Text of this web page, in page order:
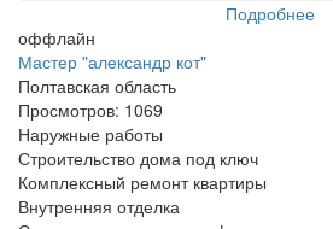
Подробнее
оффлайн
Мастер "александр кот"
Полтавская область
Просмотров: 1069
Наружные работы
Строительство дома под ключ
Комплексный ремонт квартиры
Внутренняя отделка